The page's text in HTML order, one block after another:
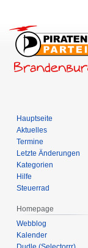
Hauptseite
Aktuelles
Termine
Letzte Änderungen
Kategorien
Hilfe
Steuerrad
Homepage
Webblog
Kalender